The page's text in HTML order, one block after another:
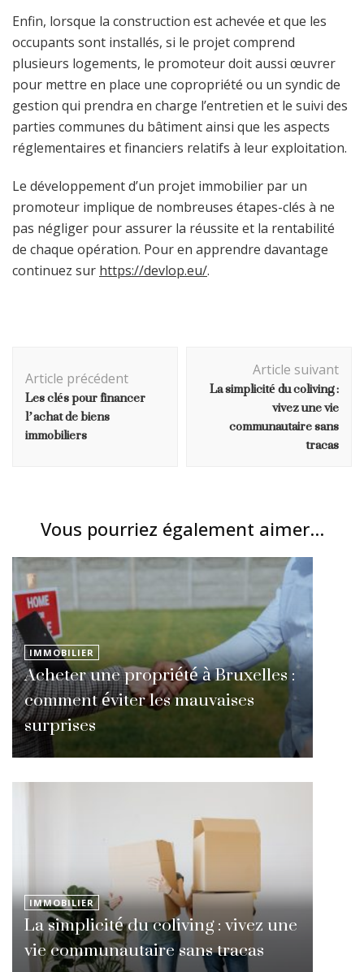
Enfin, lorsque la construction est achevée et que les
occupants sont installés, si le projet comprend
plusieurs logements, le promoteur doit aussi œuvrer
pour mettre en place une copropriété ou un syndic de
gestion qui prendra en charge l’entretien et le suivi des
parties communes du bâtiment ainsi que les aspects
réglementaires et financiers relatifs à leur exploitation.
Le développement d’un projet immobilier par un
promoteur implique de nombreuses étapes-clés à ne
pas négliger pour assurer la réussite et la rentabilité
de chaque opération. Pour en apprendre davantage
continuez sur https://devlop.eu/.
d'article
Article précédent
Les clés pour financer
l’achat de biens
immobiliers
Article suivant
La simplicité du coliving :
vivez une vie
communautaire sans
tracas
Vous pourriez également aimer...
IMMOBILIER
Acheter une propriété à Bruxelles :
comment éviter les mauvaises
surprises
IMMOBILIER
La simplicité du coliving : vivez une
vie communautaire sans tracas